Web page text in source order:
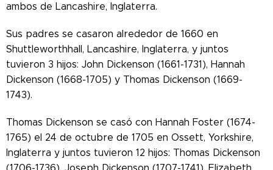
ambos de Lancashire, Inglaterra.
Sus padres se casaron alrededor de 1660 en
Shuttleworthhall, Lancashire, Inglaterra, y juntos
tuvieron 3 hijos: John Dickenson (1661-1731), Hannah
Dickenson (1668-1705) y Thomas Dickenson (1669-
1743).
Thomas Dickenson se casó con Hannah Foster (1674-
1765) el 24 de octubre de 1705 en Ossett, Yorkshire,
Inglaterra y juntos tuvieron 12 hijos: Thomas Dickenson